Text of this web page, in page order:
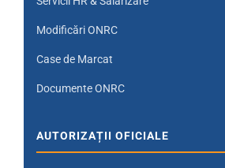
Modificări ONRC
Case de Marcat
Documente ONRC
AUTORIZAȚII OFICIALE